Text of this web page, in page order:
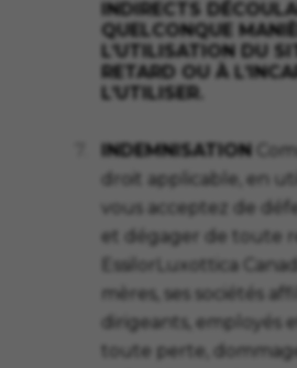
INDIRECTS
QUELCONQUE
L’UTILISATION DU
RETARD OU À
L’UTILISER.
INDEMNISATION
droit applicable, en
vous acceptez de
et dégager de toute
EssilorLuxottica
mères, ses sociétés
dirigeants, employés
toute perte,